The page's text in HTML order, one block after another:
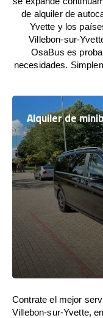
de alquiler de
Yvette y los
Villebon-sur-
OsaBus es
necesidades.
Alquiler de
Contrate el mejor
Villebon-sur-Yvette,